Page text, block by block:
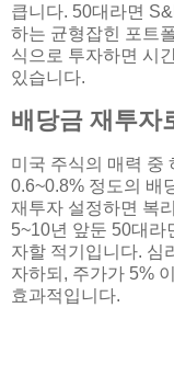
큽니다. 50대라면
하는 균형잡힌 포트
식으로 투자하면 시
있습니다.
배당금 재투자
미국 주식의 매력 중
0.6~0.8% 정도의 배
재투자 설정하면 복
5~10년 앞둔 50대라
자할 적기입니다. 심
자하되, 주가가 5%
효과적입니다.